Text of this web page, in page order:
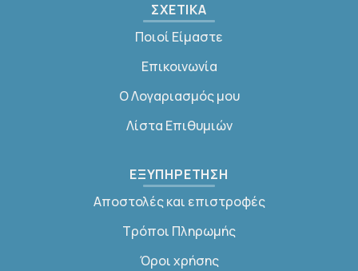
ΣΧΕΤΙΚΑ
Ποιοί Είμαστε
Επικοινωνία
Ο Λογαριασμός μου
Λίστα Επιθυμιών
ΕΞΥΠΗΡΕΤΗΣΗ
Αποστολές και επιστροφές
Τρόποι Πληρωμής
Όροι χρήσης